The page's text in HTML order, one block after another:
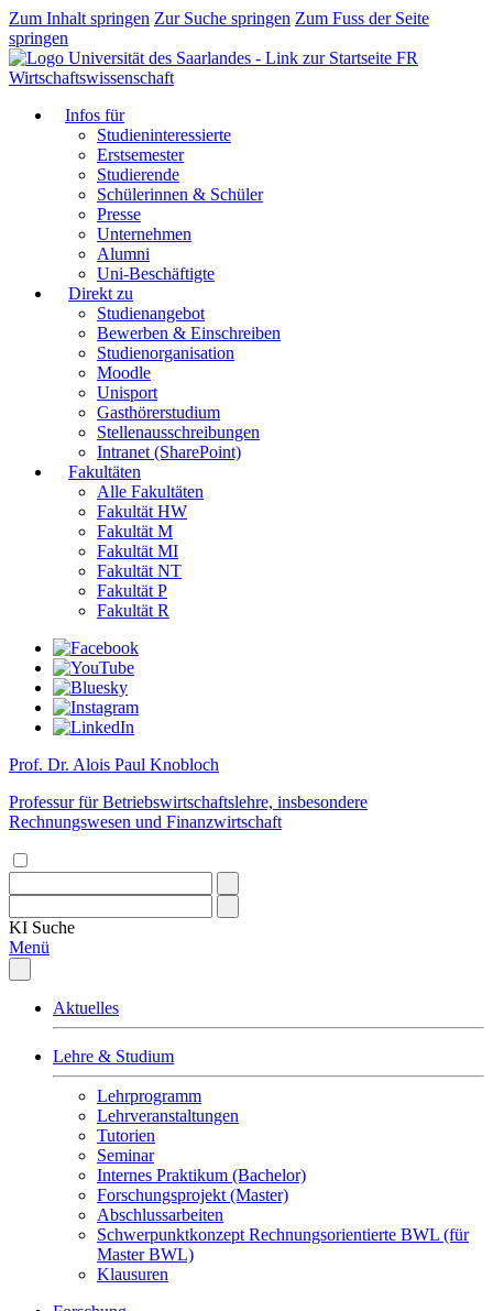
Zum Inhalt springen Zur Suche springen Zum Fuss der Seite
springen
FR
Wirtschaftswissenschaft
Infos für
Studieninteressierte
Erstsemester
Studierende
Schülerinnen & Schüler
Presse
Unternehmen
Alumni
Uni-Beschäftigte
Direkt zu
Studienangebot
Bewerben & Einschreiben
Studienorganisation
Moodle
Unisport
Gasthörerstudium
Stellenausschreibungen
Intranet (SharePoint)
Fakultäten
Alle Fakultäten
Fakultät HW
Fakultät M
Fakultät MI
Fakultät NT
Fakultät P
Fakultät R
Prof. Dr. Alois Paul Knobloch
Professur für Betriebswirtschaftslehre, insbesondere
Rechnungswesen und Finanzwirtschaft
KI Suche
Menü
Aktuelles
Lehre & Studium
Lehrprogramm
Lehrveranstaltungen
Tutorien
Seminar
Internes Praktikum (Bachelor)
Forschungsprojekt (Master)
Abschlussarbeiten
Schwerpunktkonzept Rechnungsorientierte BWL (für
Master BWL)
Klausuren